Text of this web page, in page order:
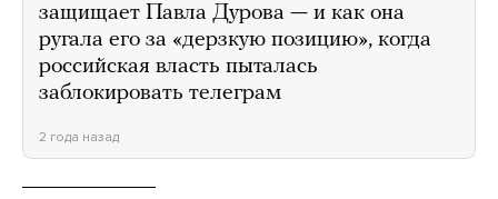
защищает Павла Дурова — и как она
ругала его за «дерзкую позицию», когда
российская власть пыталась
заблокировать телеграм
2 года назад